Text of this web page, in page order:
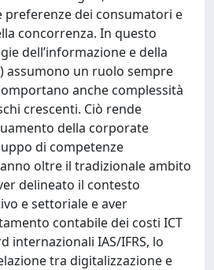
preferenze dei consumatori e
concorrenza. In questo
dell’informazione e della
assumono un ruolo sempre
anche complessità
crescenti. Ciò rende
della corporate
di competenze
oltre il tradizionale ambito
delineato il contesto
e settoriale e aver
contabile dei costi ICT
internazionali IAS/IFRS, lo
tra digitalizzazione e